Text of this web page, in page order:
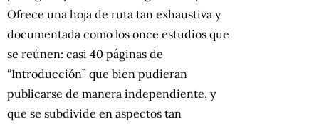
Ofrece una hoja de ruta tan exhaustiva y
documentada como los once estudios que
se reúnen: casi 40 páginas de
“Introducción” que bien pudieran
publicarse de manera independiente, y
que se subdivide en aspectos tan